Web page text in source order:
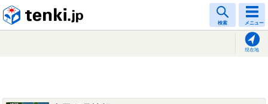
検索 メニュー
現在地